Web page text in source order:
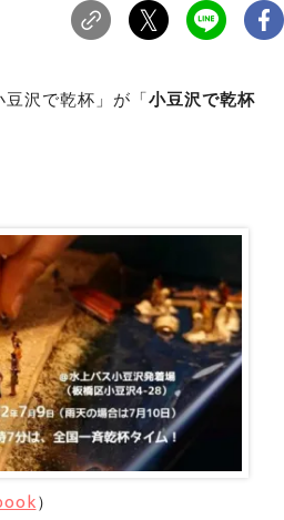
沢で乾杯」が「小豆沢で乾杯
）